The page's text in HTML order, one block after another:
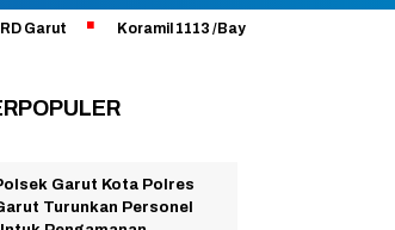
Koramil 1113 /Bayongbong Uji Coba Program
Garut Kota Polres
Turunkan Personel